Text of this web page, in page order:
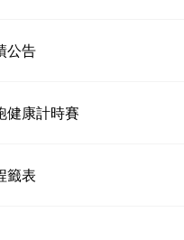
公告
健康計時賽
籤表